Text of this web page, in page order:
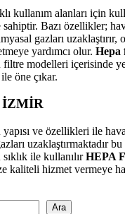
kullanım alanları için
Bazı özellikler;
gazları uzaklaştırır,
yardımcı olur. Hepa
filtre modelleri içerisinde
öne çıkar.
İZMİR
ve özellikleri ile
uzaklaştırmaktadır
ile kullanılırHEPA
kaliteli hizmet vermeye
Ara